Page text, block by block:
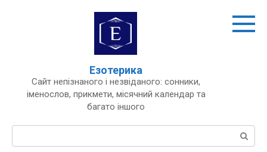
Езотерика
Сайт непізнаного і незвіданого: сонники,
іменослов, прикмети, місячний календар та
багато іншого
Пошук: